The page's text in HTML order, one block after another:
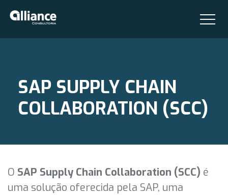
SAP SUPPLY CHAIN
COLLABORATION (SCC)
O SAP Supply Chain Collaboration (SCC) é
uma solução oferecida pela SAP, uma